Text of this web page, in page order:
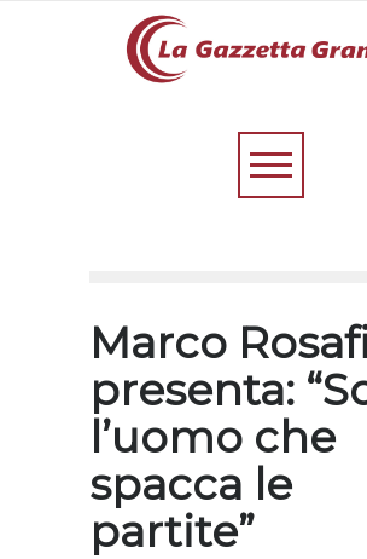
Marco
presenta:
l’uomo che
spacca le
partite”